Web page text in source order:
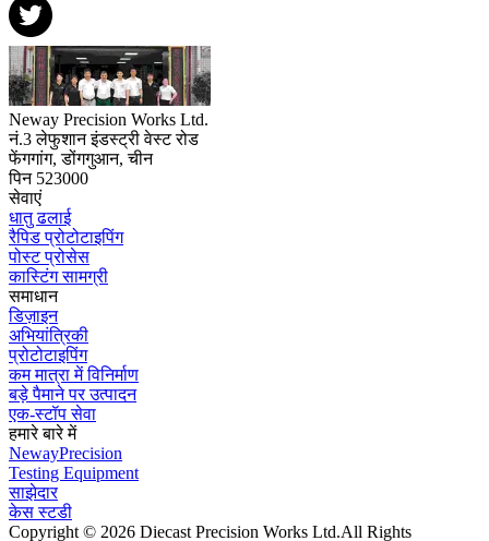
Neway Precision Works Ltd.
नं.3 लेफुशान इंडस्ट्री वेस्ट रोड
फेंगगांग, डोंगगुआन, चीन
पिन 523000
सेवाएं
धातु ढलाई
रैपिड प्रोटोटाइपिंग
पोस्ट प्रोसेस
कास्टिंग सामग्री
समाधान
डिज़ाइन
अभियांत्रिकी
प्रोटोटाइपिंग
कम मात्रा में विनिर्माण
बड़े पैमाने पर उत्पादन
एक-स्टॉप सेवा
हमारे बारे में
NewayPrecision
Testing Equipment
साझेदार
केस स्टडी
Copyright © 2026 Diecast Precision Works Ltd.All Rights